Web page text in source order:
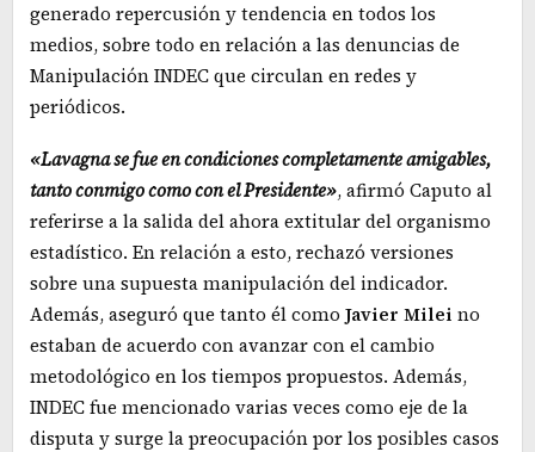
generado repercusión y tendencia en todos los
medios, sobre todo en relación a las denuncias de
Manipulación INDEC que circulan en redes y
periódicos.
«Lavagna se fue en condiciones completamente amigables,
tanto conmigo como con el Presidente», afirmó Caputo al
referirse a la salida del ahora extitular del organismo
estadístico. En relación a esto, rechazó versiones
sobre una supuesta manipulación del indicador.
Además, aseguró que tanto él como Javier Milei no
estaban de acuerdo con avanzar con el cambio
metodológico en los tiempos propuestos. Además,
INDEC fue mencionado varias veces como eje de la
disputa y surge la preocupación por los posibles casos